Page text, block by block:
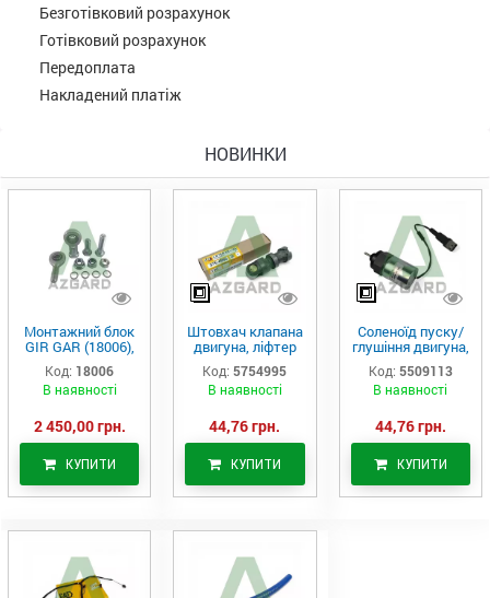
Безготівковий розрахунок
Готівковий розрахунок
Передоплата
Накладений платіж
НОВИНКИ
Монтажний блок
GIR GAR (18006),
Аналог
Код: 18006
В наявності
2 450,00 грн.
КУПИТИ
Штовхач клапана
двигуна, ліфтер
(575-4995)
Код: 5754995
В наявності
44,76 грн.
КУПИТИ
Соленоїд пуску/
глушіння двигуна,
актуатор (550-
9113)
Код: 5509113
В наявності
44,76 грн.
КУПИТИ